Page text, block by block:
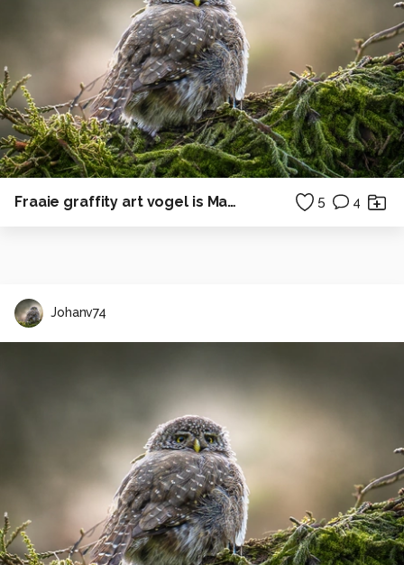
Fraaie graffity art vogel is Maasticht 5 4
Johanv74